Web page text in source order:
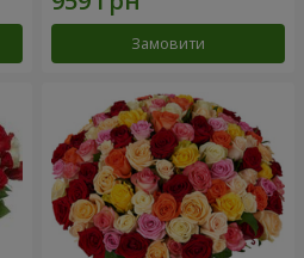
Замовити